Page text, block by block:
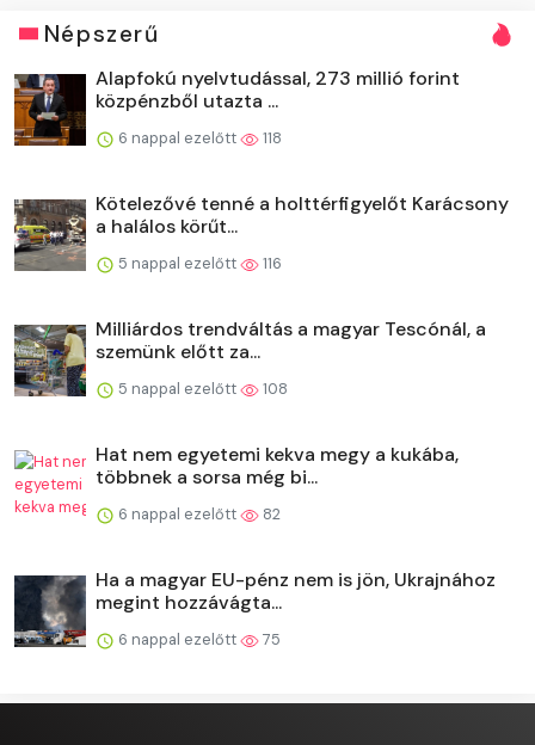
Népszerű
Alapfokú nyelvtudással, 273 millió forint
közpénzből utazta ...
6 nappal ezelőtt 118
Kötelezővé tenné a holttérfigyelőt Karácsony
a halálos körűt...
5 nappal ezelőtt 116
Milliárdos trendváltás a magyar Tescónál, a
szemünk előtt za...
5 nappal ezelőtt 108
Hat nem egyetemi kekva megy a kukába,
többnek a sorsa még bi...
6 nappal ezelőtt 82
Ha a magyar EU-pénz nem is jön, Ukrajnához
megint hozzávágta...
6 nappal ezelőtt 75